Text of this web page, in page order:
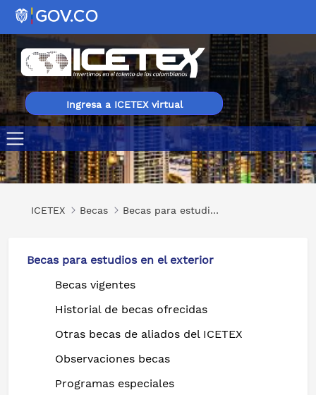
Ingresa a ICETEX virtual
Maestrías o Doctorados en Diferentes Áreas en Taiwán
ICETEX Becas Becas para estudios en el exterior
Becas para estudios en el exterior
Becas vigentes
Historial de becas ofrecidas
Otras becas de aliados del ICETEX
Observaciones becas
Programas especiales